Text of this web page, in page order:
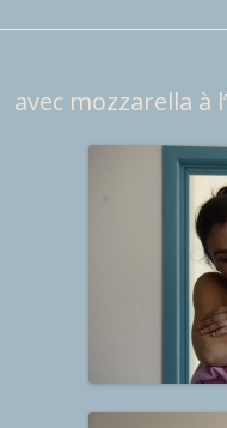
avec mozzarella à